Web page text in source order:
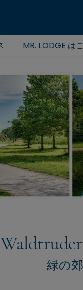
MR. LODGE は
緑の